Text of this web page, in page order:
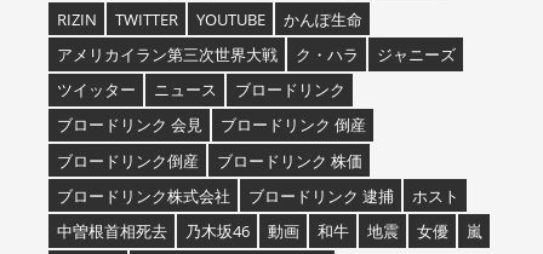
RIZIN
TWITTER YOUTUBE
かんぽ生命
アメリカイラン第三次世界大戦
ク・ハラ
ジャニーズ
ツイッター
ニュース
ブロードリンク
ブロードリンク 会見
ブロードリンク 倒産
ブロードリンク倒産
ブロードリンク 株価
ブロードリンク株式会社
ブロードリンク 逮捕
ホスト
中曽根首相死去
乃木坂46 動画 和牛 地震 女優
嵐